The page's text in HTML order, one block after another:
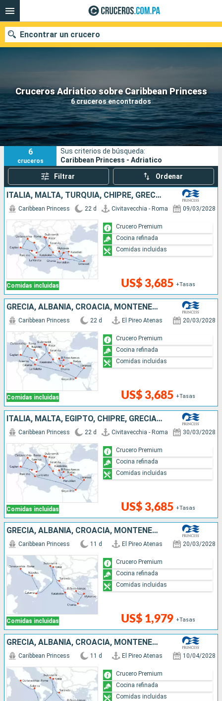
Cruceros Adriatico sobre Caribbean Princess
6 cruceros encontrados
Encontrar un crucero
Nuestros destinos
Fecha de salida
Puertos Compañías
Buscar
6
cruceros
Sus criterios de búsqueda:
Caribbean Princess - Adriatico
Filtrar Ordenar
ITALIA, MALTA, TURQUÍA, CHIPRE, GRECIA, ALBANIA, CROACIA, MONTENEGRO
Comidas incluidas
Caribbean Princess 22 d Civitavecchia - Roma 09/03/2028
US$ 3,685 +Tasas
Crucero Premium
Cocina refinada
Comidas incluidas
GRECIA, ALBANIA, CROACIA, MONTENEGRO, ITALIA, MALTA, EGIPTO, CHIPRE
Comidas incluidas
Caribbean Princess 22 d El Pireo Atenas 20/03/2028
US$ 3,685 +Tasas
Crucero Premium
Cocina refinada
Comidas incluidas
ITALIA, MALTA, EGIPTO, CHIPRE, GRECIA, ALBANIA, CROACIA, MONTENEGRO
Comidas incluidas
Caribbean Princess 22 d Civitavecchia - Roma 30/03/2028
US$ 3,685 +Tasas
Crucero Premium
Cocina refinada
Comidas incluidas
GRECIA, ALBANIA, CROACIA, MONTENEGRO, ITALIA
Comidas incluidas
Caribbean Princess 11 d El Pireo Atenas 20/03/2028
US$ 1,979 +Tasas
Crucero Premium
Cocina refinada
Comidas incluidas
GRECIA, ALBANIA, CROACIA, MONTENEGRO, ITALIA
Caribbean Princess 11 d El Pireo Atenas 10/04/2028
Crucero Premium
Cocina refinada
Comidas incluidas